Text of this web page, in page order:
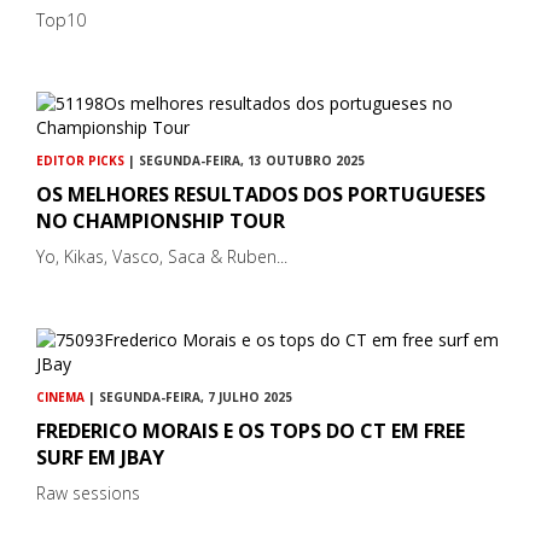
Top10
EDITOR PICKS | SEGUNDA-FEIRA, 13 OUTUBRO 2025
OS MELHORES RESULTADOS DOS PORTUGUESES
NO CHAMPIONSHIP TOUR
Yo, Kikas, Vasco, Saca & Ruben...
CINEMA | SEGUNDA-FEIRA, 7 JULHO 2025
FREDERICO MORAIS E OS TOPS DO CT EM FREE
SURF EM JBAY
Raw sessions